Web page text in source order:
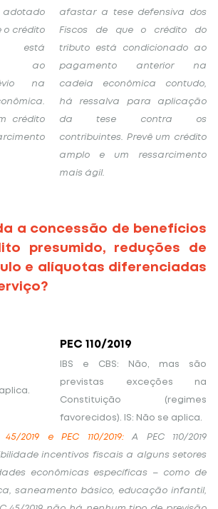
o crédito
está
ao
na
crédito
afastar a tese defensiva dos
Fiscos de que o crédito do
tributo está condicionado ao
pagamento anterior na
cadeia econômica contudo,
há ressalva para aplicação
da tese contra os
contribuintes. Prevê um crédito
amplo e um ressarcimento
mais ágil.
a concessão de benefícios
presumido, reduções de
e alíquotas diferenciadas
PEC 110/2019
IBS e CBS: Não, mas são
previstas exceções na
Constituição (regimes
favorecidos). IS: Não se aplica.
2019 e PEC 110/2019: A PEC 110/2019
incentivos fiscais a alguns setores
econômicas específicas – como de
saneamento básico, educação infantil,